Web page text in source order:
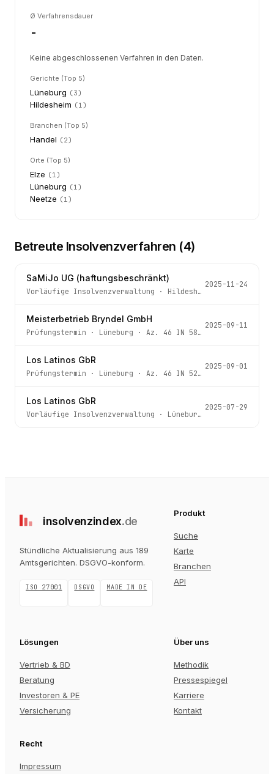
Ø Verfahrensdauer
-
Keine abgeschlossenen Verfahren in den Daten.
Gerichte (Top 5)
Lüneburg (3)
Hildesheim (1)
Branchen (Top 5)
Handel (2)
Orte (Top 5)
Elze (1)
Lüneburg (1)
Neetze (1)
Betreute Insolvenzverfahren (4)
SaMiJo UG (haftungsbeschränkt)
Vorläufige Insolvenzverwaltung · Hildesheim
2025-11-24
Meisterbetrieb Bryndel GmbH
Prüfungstermin · Lüneburg · Az. 46 IN 58/25
2025-09-11
Los Latinos GbR
Prüfungstermin · Lüneburg · Az. 46 IN 52/25
2025-09-01
Los Latinos GbR
Vorläufige Insolvenzverwaltung · Lüneburg
2025-07-29
insolvenzindex.de
Stündliche Aktualisierung aus 189
Amtsgerichten. DSGVO-konform.
ISO 27001 DSGVO MADE IN DE
Produkt
Suche
Karte
Branchen
API
Lösungen
Vertrieb & BD
Beratung
Investoren & PE
Versicherung
Über uns
Methodik
Pressespiegel
Karriere
Kontakt
Recht
Impressum